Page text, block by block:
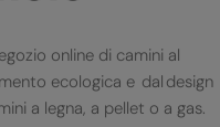
online di camini al
ecologica e dal design
a legna, a pellet o a gas.